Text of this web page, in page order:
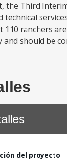
the Third
technical
110 ranchers
should be
del proyecto